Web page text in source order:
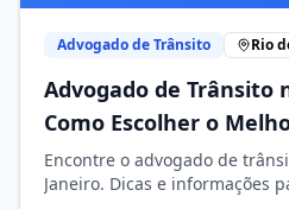
Advogado de Trânsito Rio
Advogado de Trânsito
Como Escolher o
Encontre o advogado de
Janeiro. Dicas e informações